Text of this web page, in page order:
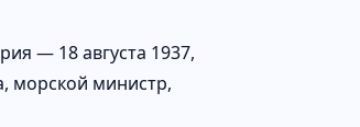
— 18 августа 1937,
морской министр,